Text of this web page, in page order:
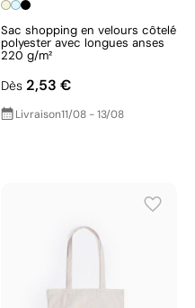
Sac shopping en velours côtelé
polyester avec longues anses
220 g/m²
Dès 2,53 €
Livraison11/08 - 13/08